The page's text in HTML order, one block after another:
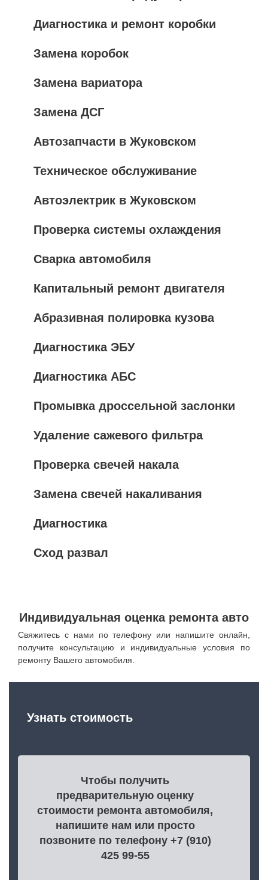
Диагностика и ремонт коробки
Замена коробок
Замена вариатора
Замена ДСГ
Автозапчасти в Жуковском
Техническое обслуживание
Автоэлектрик в Жуковском
Проверка системы охлаждения
Сварка автомобиля
Капитальный ремонт двигателя
Абразивная полировка кузова
Диагностика ЭБУ
Диагностика АБС
Промывка дроссельной заслонки
Удаление сажевого фильтра
Проверка свечей накала
Замена свечей накаливания
Диагностика
Сход развал
Индивидуальная оценка ремонта авто
Свяжитесь с нами по телефону или напишите онлайн,
получите консультацию и индивидуальные условия по
ремонту Вашего автомобиля.
Узнать стоимость
Чтобы получить
предварительную оценку
стоимости ремонта автомобиля,
напишите нам или просто
позвоните по телефону +7 (910)
425 99-55